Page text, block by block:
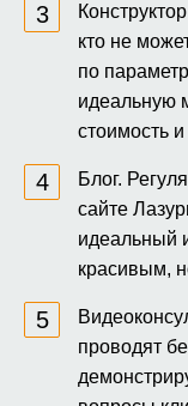
кто не
по
идеальную
стоимость
Блог.
сайте
идеальный
красивым,
проводят